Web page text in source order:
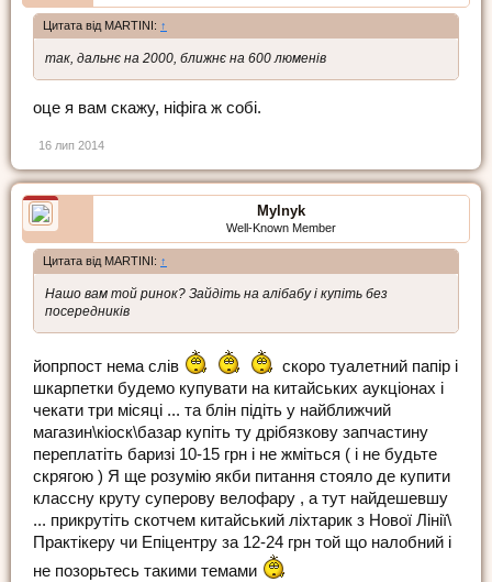
Цитата від MARTINI: ↑
так, дальнє на 2000, ближнє на 600 люменів
оце я вам скажу, ніфіга ж собі.
16 лип 2014
Mylnyk
Well-Known Member
Цитата від MARTINI: ↑
Нашо вам той ринок? Зайдіть на алібабу і купіть без
посередників
йопрпост нема слів
скоро туалетний папір і
шкарпетки будемо купувати на китайських аукціонах і
чекати три місяці ... та блін підіть у найближчий
магазин\кіоск\базар купіть ту дрібязкову запчастину
переплатіть баризі 10-15 грн і не жміться ( і не будьте
скрягою ) Я ще розумію якби питання стояло де купити
классну круту суперову велофару , а тут найдешевшу
... прикрутіть скотчем китайський ліхтарик з Нової Лінії\
Практікеру чи Епіцентру за 12-24 грн той що налобний і
не позорьтесь такими темами